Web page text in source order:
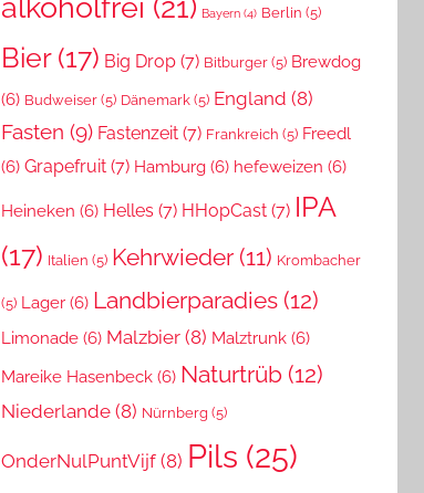
Bayern (4) Berlin (5)
Bier(17) Big Drop (7) Bitburger (5) Brewdog
(6) Budweiser (5) Dänemark (5) England (8)
Fasten (9) Fastenzeit (7) Frankreich (5) Freedl
(6) Grapefruit (7) Hamburg (6) hefeweizen (6)
Heineken (6) Helles (7) HHopCast (7) IPA
(17) Italien (5) Kehrwieder (11) Krombacher
(5) Lager (6) Landbierparadies (12)
Limonade (6) Malzbier (8) Malztrunk (6)
Mareike Hasenbeck (6) Naturtrüb (12)
Niederlande (8) Nürnberg (5)
OnderNulPuntVijf (8) Pils (25)